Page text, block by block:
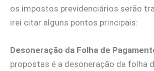
os impostos previdenciários serão
irei citar alguns pontos principais:
Desoneração da Folha de
propostas é a desoneração da folha